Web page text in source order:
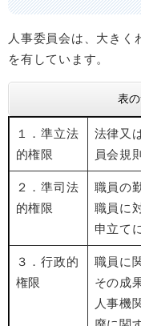
人事委員会は、大きく
を有しています。
表
１．準立法
的権限
法律又
員会規
２．準司法
的権限
職員の
職員に
申立て
３．行政的
権限
職員に
その成
人事機